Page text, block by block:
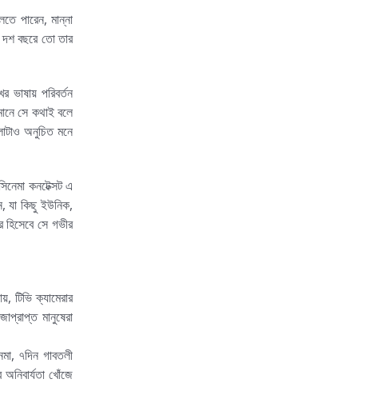
পারেন, মান্না
দশ বছরে তো তার
পরিবর্তন
সে কথাই বলে
অনুচিত মনে
কনটেক্সট এ
যা কিছু ইউনিক,
হিসেবে সে গভীর
টিভি ক্যামেরার
মানুষেরা
৭দিন গাবতলী
খোঁজে